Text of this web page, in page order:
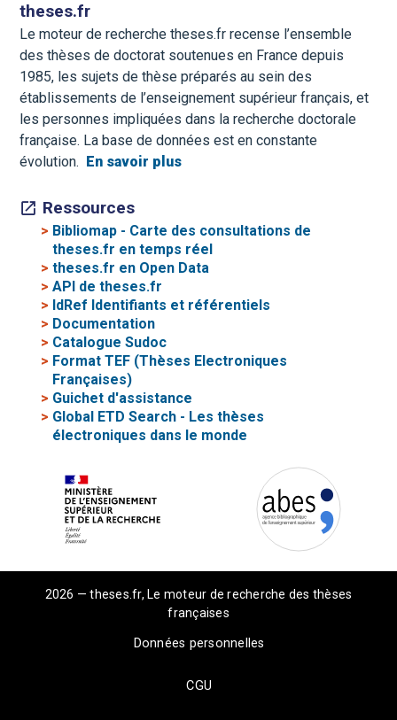
theses.fr
Le moteur de recherche theses.fr recense l’ensemble
des thèses de doctorat soutenues en France depuis
1985, les sujets de thèse préparés au sein des
établissements de l’enseignement supérieur français, et
les personnes impliquées dans la recherche doctorale
française. La base de données est en constante
évolution.
En savoir plus
Ressources
> Bibliomap - Carte des consultations de
theses.fr en temps réel
>theses.fr en Open Data
>API de theses.fr
> IdRef Identifiants et référentiels
> Documentation
> Catalogue Sudoc
> Format TEF (Thèses Electroniques
Françaises)
> Guichet d'assistance
> Global ETD Search - Les thèses
électroniques dans le monde
2026 — theses.fr, Le moteur de recherche des thèses
françaises
Données personnelles
CGU